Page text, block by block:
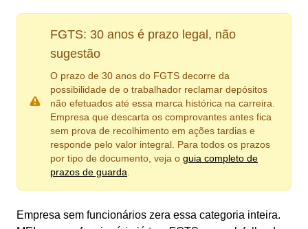
FGTS: 30 anos é prazo legal, não
sugestão
O prazo de 30 anos do FGTS decorre da
possibilidade de o trabalhador reclamar depósitos
não efetuados até essa marca histórica na carreira.
Empresa que descarta os comprovantes antes fica
sem prova de recolhimento em ações tardias e
responde pelo valor integral. Para todos os prazos
por tipo de documento, veja o guia completo de
prazos de guarda
Empresa sem funcionários zera essa categoria inteira.